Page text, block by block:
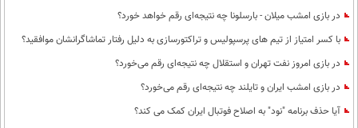
در بازی امشب میلان - بارسلونا چه نتیجه‌ای رقم خواهد خورد؟
با کسر امتیاز از تیم های پرسپولیس و تراکتورسازی به دلیل رفتار تماشاگرانشان موافقید؟
در بازی امروز نفت تهران و استقلال چه نتیجه‌ای رقم می‌خورد؟
در بازی امشب ایران و تایلند چه نتیجه‌ای رقم می‌خورد؟
آیا حذف برنامه "نود" به اصلاح فوتبال ایران کمک می کند؟